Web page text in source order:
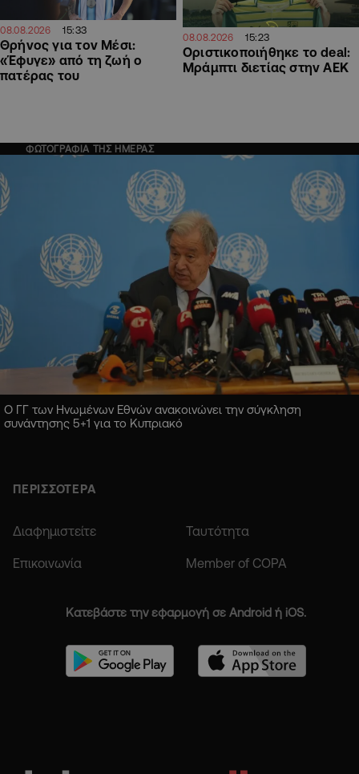
08.08.2026 15:33
Θρήνος για τον Μέσι:
«Έφυγε» από τη ζωή ο
πατέρας του
08.08.2026 15:23
Οριστικοποιήθηκε το deal:
Μράμπτι διετίας στην ΑΕΚ
ΦΩΤΟΓΡΑΦΙΑ ΤΗΣ ΗΜΕΡΑΣ
Ο ΓΓ των Ηνωμένων Εθνών ανακοινώνει την σύγκληση
συνάντησης 5+1 για το Κυπριακό
ΠΕΡΙΣΣΟΤΕΡΑ
Διαφημιστείτε Ταυτότητα
Επικοινωνία Member of COPA
Κατεβάστε την εφαρμογή σε Android ή iOS.